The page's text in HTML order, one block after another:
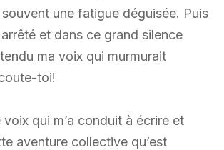
souvent une fatigue déguisée. Puis
arrêté et dans ce grand silence
ma voix qui murmurait
toi!
voix qui m’a conduit à écrire et
aventure collective qu’est